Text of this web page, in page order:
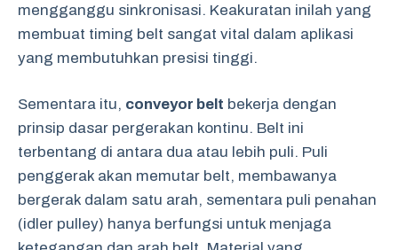
mengganggu sinkronisasi. Keakuratan inilah yang
membuat timing belt sangat vital dalam aplikasi
yang membutuhkan presisi tinggi.
Sementara itu, conveyor belt bekerja dengan
prinsip dasar pergerakan kontinu. Belt ini
terbentang di antara dua atau lebih puli. Puli
penggerak akan memutar belt, membawanya
bergerak dalam satu arah, sementara puli penahan
(idler pulley) hanya berfungsi untuk menjaga